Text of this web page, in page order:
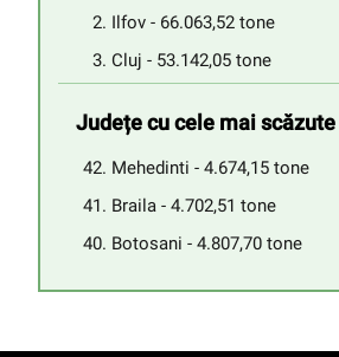
Ilfov - 66.063,52 tone
Cluj - 53.142,05 tone
Județe cu cele mai
Mehedinti - 4.674,15 tone
Braila - 4.702,51 tone
Botosani - 4.807,70 tone